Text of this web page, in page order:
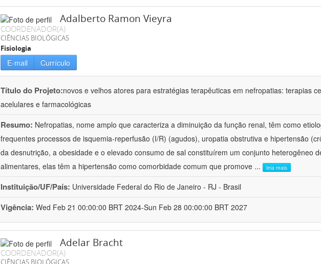
Adalberto Ramon Vieyra
COORDENADOR(A)
CIÊNCIAS BIOLÓGICAS
Fisiologia
E-mail Currículo
Título do Projeto:novos e velhos atores para estratégias terapêuticas em nefropatias: terapias
acelulares e farmacológicas
Resumo: Nefropatias, nome amplo que caracteriza a diminuição da função renal, têm como
frequentes processos de isquemia-reperfusão (I/R) (agudos), uropatia obstrutiva e hipertensão
da desnutrição, a obesidade e o elevado consumo de sal constituírem um conjunto heterogêneo
alimentares, elas têm a hipertensão como comorbidade comum que promove ... leia mais
Instituição/UF/País: Universidade Federal do Rio de Janeiro - RJ - Brasil
Vigência: Wed Feb 21 00:00:00 BRT 2024-Sun Feb 28 00:00:00 BRT 2027
Adelar Bracht
COORDENADOR(A)
CIÊNCIAS BIOLÓGICAS